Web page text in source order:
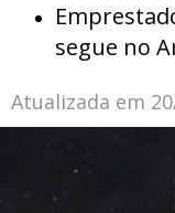
segue no
Atualizada em